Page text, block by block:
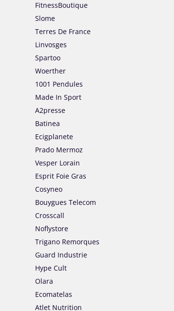
FitnessBoutique
Slome
Terres De France
Linvosges
Spartoo
Woerther
1001 Pendules
Made In Sport
A2presse
Batinea
Ecigplanete
Prado Mermoz
Vesper Lorain
Esprit Foie Gras
Cosyneo
Bouygues Telecom
Crosscall
Noflystore
Trigano Remorques
Guard Industrie
Hype Cult
Olara
Ecomatelas
Atlet Nutrition